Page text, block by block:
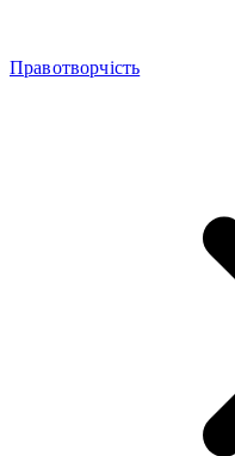
Правотворчість